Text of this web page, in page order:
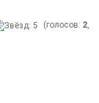
(голосов: 2,